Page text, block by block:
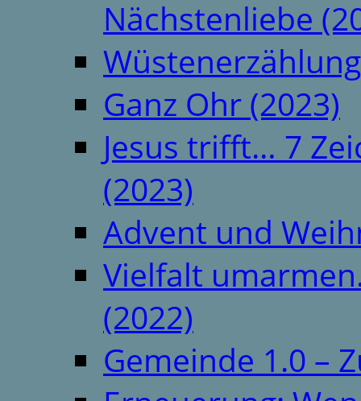
Nächstenliebe
Ganz Ohr (2023)
Jesus trifft… 7
(2023)
Advent und
Vielfalt
(2022)
Gemeinde 1.0 –